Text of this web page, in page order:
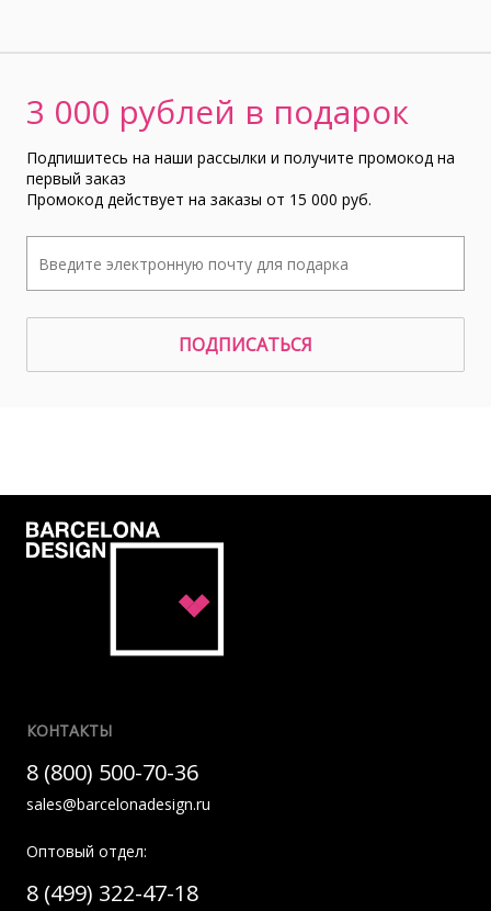
3 000 рублей в подарок
Подпишитесь на наши рассылки и получите промокод на
первый заказ
Промокод действует на заказы от 15 000 руб.
ПОДПИСАТЬСЯ
КОНТАКТЫ
8 (800) 500-70-36
sales@barcelonadesign.ru
Оптовый отдел:
8 (499) 322-47-18